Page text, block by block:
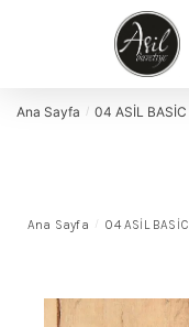
Ana Sayfa / 04 ASİL BASİC
Ana Sayfa / 04 ASİL BASİC